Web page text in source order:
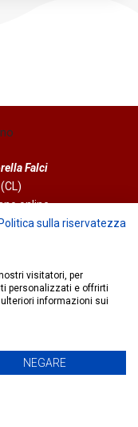
Falci
registrata
Politica sulla riservatezza
visitatori, per
personalizzati e offrirti
informazioni sui
NEGARE